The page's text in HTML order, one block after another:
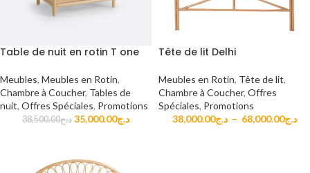
Table de nuit en rotin T one
Meubles, Meubles en Rotin,
Chambre à Coucher, Tables de
nuit, Offres Spéciales, Promotions
د.ج38,500.00 د.ج35,000.00
Tête de lit Delhi
Meubles en Rotin, Tête de lit,
Chambre à Coucher, Offres
Spéciales, Promotions
د.ج38,000.00 – د.ج68,000.00